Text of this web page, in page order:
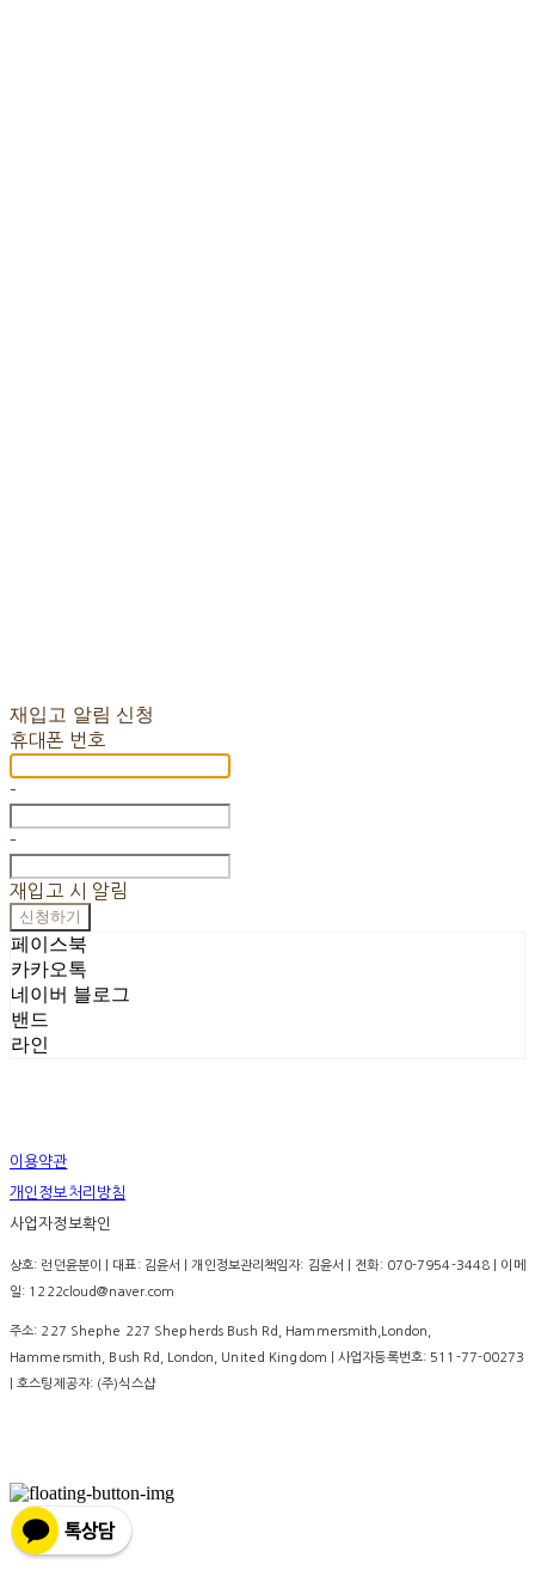
재입고 알림 신청
휴대폰 번호
-
-
재입고 시 알림
신청하기
페이스북
카카오톡
네이버 블로그
밴드
라인
이용약관
개인정보처리방침
사업자정보확인
상호: 런던윤분이 | 대표: 김윤서 | 개인정보관리책임자: 김윤서 | 전화: 070-7954-3448 | 이메
일: 1222cloud@naver.com
주소: 227 Shephe 227 Shepherds Bush Rd, Hammersmith,London,
Hammersmith, Bush Rd, London, United Kingdom | 사업자등록번호: 511-77-00273
| 호스팅제공자: (주)식스샵